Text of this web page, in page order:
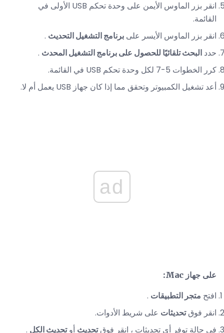
انقر بزر الماوس الأيمن على وحدة تحكم USB الأولى في
القائمة.
انقر بزر الماوس الأيسر على برنامج التشغيل التحديث .
حدد البحث تلقائيًا للحصول على برنامج التشغيل المحدث .
كرر الخطوات 5-7 لكل وحدة تحكم USB في القائمة.
أعد تشغيل الكمبيوتر وتحقق مما إذا كان جهاز USB يعمل أم لا.
ad
على جهاز Mac:
افتح متجر التطبيقات .
انقر فوقتحديثات على شريط الأدوات.
في حالة توفر أي تحديثات ، انقر فوقتحديث أوتحديث الكل .